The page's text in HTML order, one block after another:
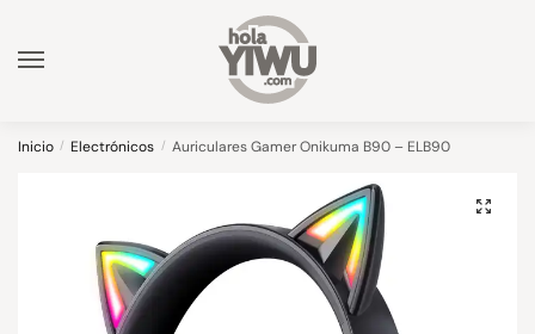
navigation
content
Inicio / Electrónicos / Auriculares Gamer Onikuma B90 – ELB90